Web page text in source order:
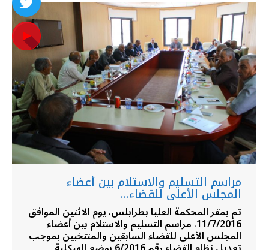
مراسم التسليم والاستلام بين أعضاء
المجلس الأعلى للقضاء…
تم بمقر المحكمة العليا بطرابلس، يوم الاثنين الموافق
11/7/2016، مراسم التسليم والاستلام بين أعضاء
المجلس الأعلى للقضاء السابقين والمنتخبين بموجب